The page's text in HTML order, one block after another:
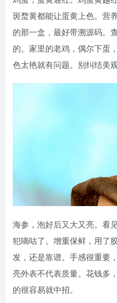
斑蝥黄都能让蛋黄上色。营
的那一盒，最好带溯源码。
的。家里的老鸡，偶尔下蛋
色太艳就有问题。别纠结美
海参，泡好后又大又亮。看
犯嘀咕了。增重保鲜，用了
发，还是靠谱。手感很重要
亮外表不代表质量。花钱多
的很容易就中招。